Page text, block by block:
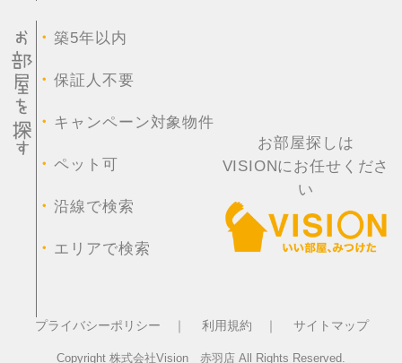
・築5年以内
・保証人不要
・ キャンペーン対象物件
・ペット可
・沿線で検索
・ エリアで検索
お部屋探しは
VISIONにお任せくださ
い
プライバシーポリシー ｜ 利用規約 ｜ サイトマップ
Copyright 株式会社Vision 赤羽店 All Rights Reserved.